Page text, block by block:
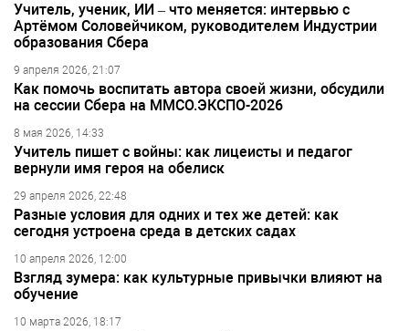
Учитель, ученик, ИИ – что меняется: интервью с
Артёмом Соловейчиком, руководителем Индустрии
образования Сбера
9 апреля 2026, 21:07
Как помочь воспитать автора своей жизни, обсудили
на сессии Сбера на ММСО.ЭКСПО-2026
8 мая 2026, 14:33
Учитель пишет с войны: как лицеисты и педагог
вернули имя героя на обелиск
29 апреля 2026, 22:48
Разные условия для одних и тех же детей: как
сегодня устроена среда в детских садах
10 апреля 2026, 12:00
Взгляд зумера: как культурные привычки влияют на
обучение
10 марта 2026, 18:17